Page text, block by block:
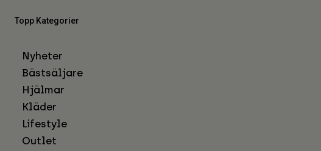
Topp Kategorier
Nyheter
Bästsäljare
Hjälmar
Kläder
Lifestyle
Outlet